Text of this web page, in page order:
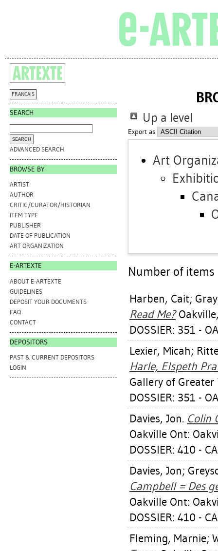
FRANÇAIS
SEARCH
ADVANCED SEARCH
BROWSE BY
ARTIST
AUTHOR
CRITIC/CURATOR/HISTORIAN
ITEM TYPE
PUBLISHER
DATE OF PUBLICATION
ART ORGANIZATION
E-ARTEXTE
ABOUT E-ARTEXTE
GUIDELINES
DEPOSIT YOUR DOCUMENTS
FAQ
CONTACT
DEPOSITORS
PAST & CURRENT DEPOSITORS
LOGIN
Up a level
Export as
Art
Number of
Harben, Cait;
Read Me?
DOSSIER: 351 -
Lexier, Micah;
Harle, Elspeth
Gallery of
DOSSIER: 351 -
Davies, Jon. Colin
Oakville Ont:
DOSSIER: 410 -
Davies, Jon;
Campbell = Des
Oakville Ont:
DOSSIER: 410 -
Fleming, Marnie;